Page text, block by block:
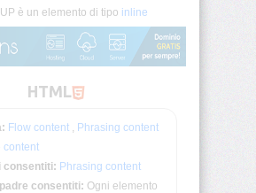
è un elemento di tipo inline
HTML
Flow content , Phrasing content
content
consentiti: Phrasing content
consentiti: Ogni elemento